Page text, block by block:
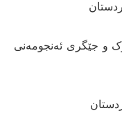
و جێگری ئەنجومەنی